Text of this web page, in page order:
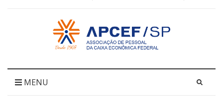
nos
Acessar
página
inicial
MENU